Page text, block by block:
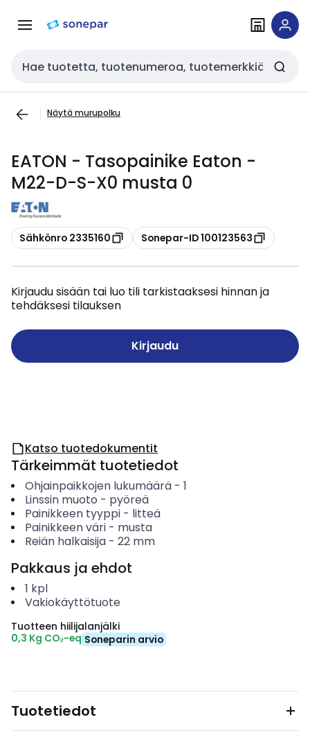
navigointiinsisältöön
Haku
Näytä murupolku
EATON - Tasopainike Eaton -
M22-D-S-X0 musta 0
Kopioi
Sähkönro 2335160 Kopioi
Sonepar-ID 100123563
Kirjaudu sisään tai luo tili tarkistaaksesi hinnan ja
tehdäksesi tilauksen
Kirjaudu
Katso tuotedokumentit
Tärkeimmät tuotetiedot
Ohjainpaikkojen lukumäärä- 1
Linssin muoto - pyöreä
Painikkeen tyyppi- litteä
Painikkeen väri- musta
Reiän halkaisija- 22 mm
Pakkaus ja ehdot
1 kpl
Vakiokäyttötuote
Tuotteen hiilijalanjälki
0,3 Kg CO₂-eq Soneparin arvio
Tuotetiedot